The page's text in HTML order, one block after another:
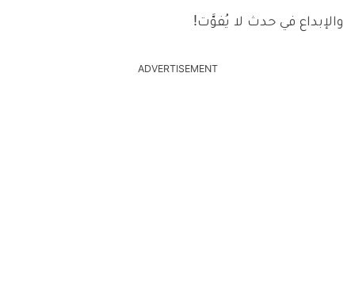
والإبداع في حدث لا يُفوَّت!
ADVERTISEMENT